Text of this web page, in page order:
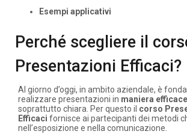
Esempi applicativi
Perché scegliere il
Presentazioni Efficaci?
Al giorno d’oggi, in ambito aziendale, è
realizzare presentazioni in maniera efficace
soprattutto chiara. Per questo il corso
Efficaci fornisce ai partecipanti dei metodi
nell’esposizione e nella comunicazione.